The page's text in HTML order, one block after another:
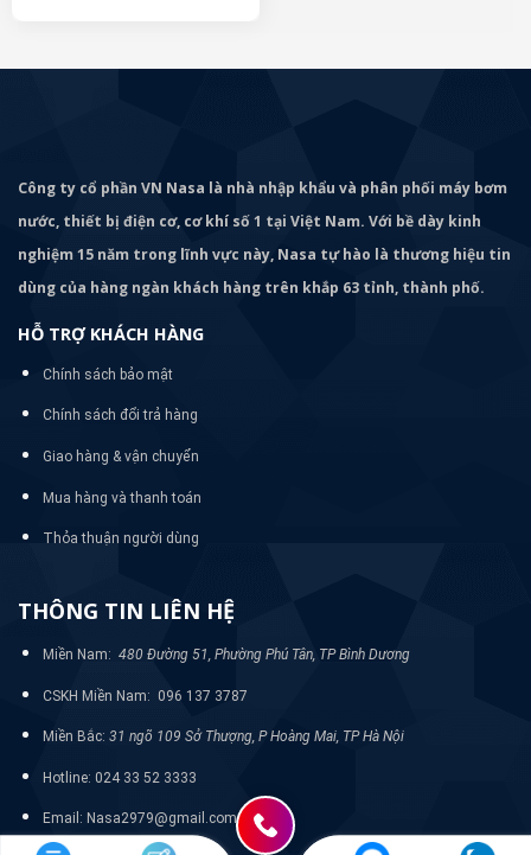
Công ty cổ phần VN Nasa là nhà nhập khẩu và phân phối máy bơm
nước, thiết bị điện cơ, cơ khí số 1 tại Việt Nam. Với bề dày kinh
nghiệm 15 năm trong lĩnh vực này, Nasa tự hào là thương hiệu tin
dùng của hàng ngàn khách hàng trên khắp 63 tỉnh, thành phố.
HỖ TRỢ KHÁCH HÀNG
Chính sách bảo mật
Chính sách đổi trả hàng
Giao hàng & vận chuyển
Mua hàng và thanh toán
Thỏa thuận người dùng
THÔNG TIN LIÊN HỆ
Miền Nam: 480 Đường 51, Phường Phú Tân, TP Bình Dương
CSKH Miền Nam: 096 137 3787
Miền Bắc: 31 ngõ 109 Sở Thượng, P Hoàng Mai, TP Hà Nội
Hotline: 024 33 52 3333
Email: Nasa2979@gmail.com